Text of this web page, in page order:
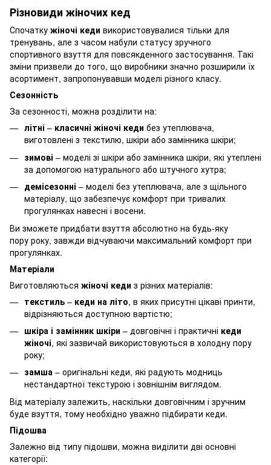
Різновиди жіночих кед
Спочатку жіночі кеди використовувалися тільки для
тренувань, але з часом набули статусу зручного
спортивного взуття для повсякденного застосування. Такі
зміни призвели до того, що виробники значно розширили їх
асортимент, запропонувавши моделі різного класу.
Сезонність
За сезонності, можна розділити на:
літні – класичні жіночі кеди без утеплювача,
виготовлені з текстилю, шкіри або замінника шкіри;
зимові – моделі зі шкіри або замінника шкіри, які утеплені
за допомогою натурального або штучного хутра;
демісезонні – моделі без утеплювача, але з щільного
матеріалу, що забезпечує комфорт при тривалих
прогулянках навесні і восени.
Ви зможете придбати взуття абсолютно на будь-яку
пору року, завжди відчуваючи максимальний комфорт при
прогулянках.
Матеріали
Виготовляються жіночі кеди з різних матеріалів:
текстиль – кеди на літо, в яких присутні цікаві принти,
відрізняються доступною вартістю;
шкіра і замінник шкіри – довговічні і практичні кеди
жіночі, які зазвичай використовуються в холодну пору
року;
замша – оригінальні кеди, які радують модниць
нестандартної текстурою і зовнішнім виглядом.
Від матеріалу залежить, наскільки довговічним і зручним
буде взуття, тому необхідно уважно підбирати кеди.
Підошва
Залежно від типу підошви, можна виділити дві основні
категорії: